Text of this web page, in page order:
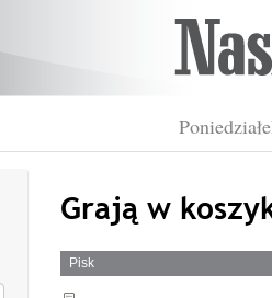
Grają w
Pisk